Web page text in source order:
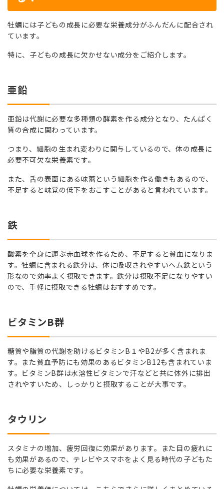
牡蠣には子どもの成長に必要な栄養成分がふんだんに配合され
ています。
特に、子どもの成長に欠かせない成分をご紹介します。
亜鉛
亜鉛は代謝に必要な多種類の酵素を作る成分となり、たんぱく
質の合成に関わっています。
つまり、細胞の生まれ変わりに関与しているので、体の成長に
必要不可欠な栄養素です。
また、舌の表面にある味蕾という細胞を作る働きもあるので、
不足すると味覚の低下をおこすことがあると言われています。
鉄
酸素を全身に運ぶ赤血球を作るため、不足すると貧血になりま
す。牡蠣に含まれる鉄分は、体に吸収されやすいヘム鉄という
形なので効率よく摂取できます。鉄分は摂取不足になりやすい
ので、手軽に摂取できる牡蠣はおすすめです。
ビタミンB群
糖質や脂質の代謝を助けるビタミンB１やB2が多く含まれま
す。また貧血予防にも効果のあるビタミンB12も含まれていま
す。ビタミンB群は水溶性ビタミンで汗などと共に体外に排出
されやすいため、しっかりと摂取することが大事です。
タウリン
スタミナの増加、疲労回復に効果があります。また目の疲れに
も効果があるので、テレビやスマホをよく見る時代の子どもた
ちに必要な栄養素です。